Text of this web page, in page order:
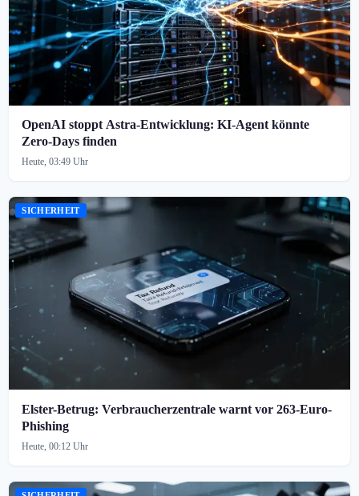
OpenAI stoppt Astra-Entwicklung: KI-Agent könnte
Zero-Days finden
Heute, 03:49 Uhr
SICHERHEIT
Elster-Betrug: Verbraucherzentrale warnt vor 263-Euro-
Phishing
Heute, 00:12 Uhr